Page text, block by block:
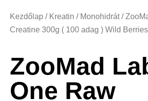
Kezdőlap / Kreatin / Monohidrát/
Creatine 300g ( 100 adag ) Wild Berries
ZooMad
One Raw